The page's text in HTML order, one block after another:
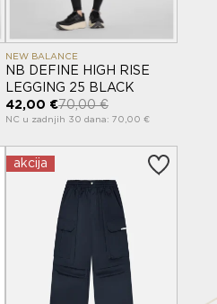
NEW BALANCE
NB DEFINE HIGH RISE
LEGGING 25 BLACK
42,00 €70,00 €
NC u zadnjih 30 dana: 70,00 €
akcija